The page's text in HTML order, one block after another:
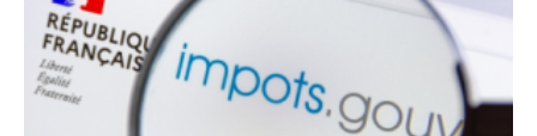
recours
d’associations
contr...
revenu
le